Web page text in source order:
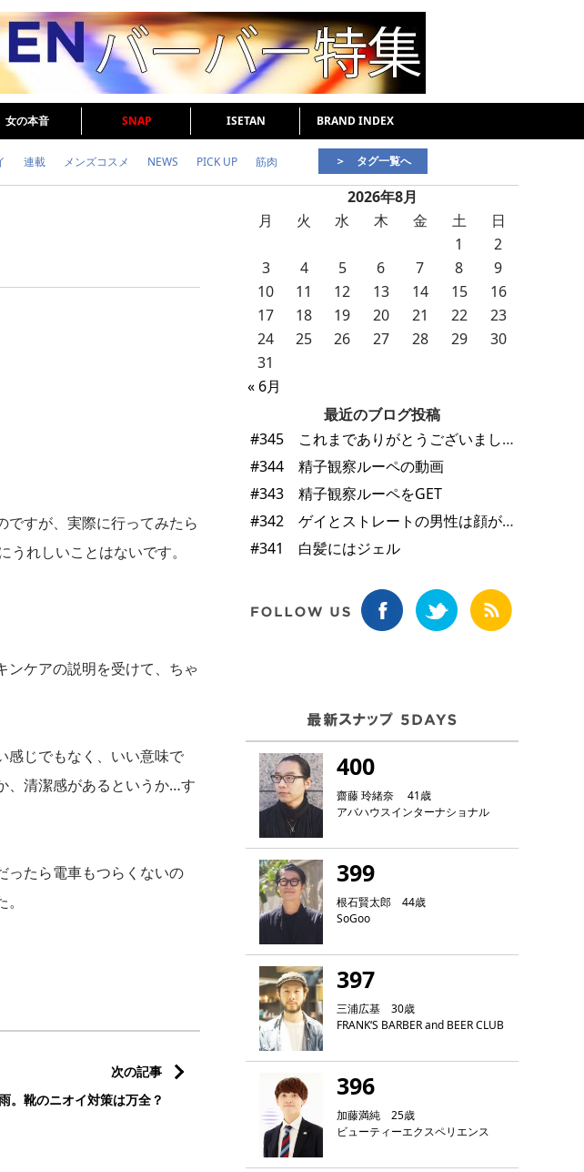
女の本音 SNAP ISETAN BRAND INDEX
連載 メンズコスメ NEWS PICK UP 筋肉 ＞ タグ一覧へ
すが、実際に行ってみたら
れしいことはないです。
ケアの説明を受けて、ちゃ
感じでもなく、いい意味で
、清潔感があるというか…す
ったら電車もつらくないの
次の記事
靴のニオイ対策は万全？
2026年8月
月
火 水 木 金 土 日
« 6月
1
2
3
4 5 6 7 8
9
10
11 12 13 14 15
16
17
18 19 20 21 22
23
24
25 26 27 28 29
30
31
最近のブログ投稿
#345 これまでありがとうございました
#344 精子観察ルーペの動画
#343 精子観察ルーペをGET
#342 ゲイとストレートの男性は顔が違う
#341 白髪にはジェル
400
齋藤 玲緒奈 41歳
アバハウスインターナショナル
399
根石賢太郎 44歳
SoGoo
397
三浦広基 30歳
FRANK‘S BARBER and BEER CLUB
396
加藤満純 25歳
ビューティーエクスペリエンス